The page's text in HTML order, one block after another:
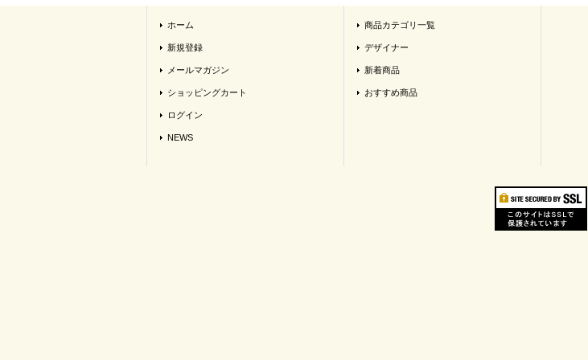
ホーム
新規登録
メールマガジン
ショッピングカート
ログイン
NEWS
商品カテゴリ一覧
デザイナー
新着商品
おすすめ商品